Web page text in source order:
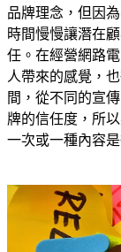
品牌理念，但因
時間慢慢讓潛在
任。在經營網路
人帶來的感覺，
間，從不同的宣
牌的信任度，所
一次或一種內容